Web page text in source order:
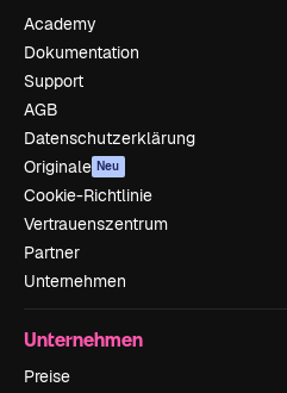
Academy
Dokumentation
Support
AGB
Datenschutzerklärung
Originale Neu
Cookie-Richtlinie
Vertrauenszentrum
Partner
Unternehmen
Unternehmen
Preise